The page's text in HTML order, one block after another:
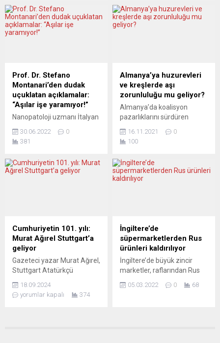
eleştiren de. Almanya
Dışişleri Bakanı Annalena
Baberbock’un cumartesi
Baerbock’un önceki Merkel
hükümetinden farklı olarak
Ankara’ya yönelik sert
çizgisine dikkat çekilirken,...
“ekonomik uçurumun”
büyüdüğünü belirterek daha
kurumunun 7. Bölgesel
Forumu’nun açılışında
konuştu. “Dünyadaki en
derin dengesizliklerden biri
olan ve daha da...
Prof. Dr. Stefano
Montanari’den dudak
uçuklatan açıklamalar:
“Aşılar işe yaramıyor!”
Nanopatoloji uzmanı İtalyan
Montanari ve eşi Antonietta
Gatti, koronavirüs salgınının
içinde her fırsatta, bilimsel
araştırmalar çerçevesinde,
hastalanmamızda en az
virüsler kadar etkili olduğunu
ortaya çıkardılar. Birgül
Göker Perdisa, Yeni Posta...
30.06.2022
0
381
Almanya’ya huzurevleri
ve kreşlerde aşı
zorunluluğu mu geliyor?
Almanya’da koalisyon
pazarlıklarını sürdüren
(SPD), Yeşiller ve Hür
Demokrat Partinin (FPD)
yeni tip koronavirüs (Covid-
19) aşısının zorunlu hale
Eckardt, Berlin’de yaptığı
açıklamada, huzurevleri,
kreşler gibi kurumlarda aşı
zorunluluğu getirilmesine
ihtiyaç duyulduğunu, bu
konuda...
16.11.2021
0
100
Cumhuriyetin 101. yılı:
Murat Ağırel Stuttgart’a
geliyor
Gazeteci yazar Murat Ağırel,
Stuttgart Atatürkçü
düzenlediği Türkiye
Cumhuriyeti’nin 101. Yılı
18.09.2024
yorumlar kapalı
374
İngiltere’de
süpermarketlerden Rus
ürünleri kaldırılıyor
İngiltere’de büyük zincir
marketler, raflarından Rus
başladı. Ülkenin en büyük
05.03.2022 0 68